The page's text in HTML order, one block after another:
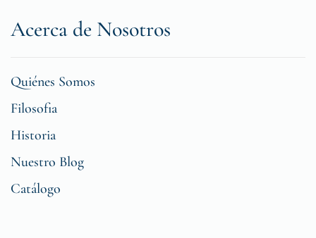
Acerca de Nosotros
Quiénes Somos
Filosofia
Historia
Nuestro Blog
Catálogo